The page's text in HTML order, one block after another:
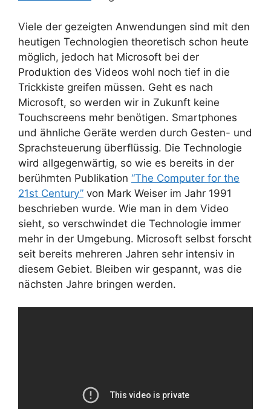
Viele der gezeigten Anwendungen sind mit den
heutigen Technologien theoretisch schon heute
möglich, jedoch hat Microsoft bei der
Produktion des Videos wohl noch tief in die
Trickkiste greifen müssen. Geht es nach
Microsoft, so werden wir in Zukunft keine
Touchscreens mehr benötigen. Smartphones
und ähnliche Geräte werden durch Gesten- und
Sprachsteuerung überflüssig. Die Technologie
wird allgegenwärtig, so wie es bereits in der
berühmten Publikation “The Computer for the
21st Century” von Mark Weiser im Jahr 1991
beschrieben wurde. Wie man in dem Video
sieht, so verschwindet die Technologie immer
mehr in der Umgebung. Microsoft selbst forscht
seit bereits mehreren Jahren sehr intensiv in
diesem Gebiet. Bleiben wir gespannt, was die
nächsten Jahre bringen werden.